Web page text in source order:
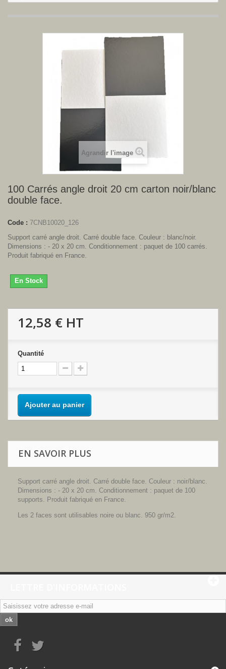
Agrandir l'image
100 Carrés angle droit 20 cm carton noir/blanc
double face.
Code : 7CNB10020_126
Support carré angle droit. Carré double face. Couleur : blanc/noir.
Dimensions : - 20 x 20 cm. Conditionnement : paquet de 100 carrés.
Produit fabriqué en France.
En Stock
12,58 € HT
Quantité
Ajouter au panier
EN SAVOIR PLUS
Support carré angle droit. Carré double face. Couleur : noir/blanc.
Dimensions : - 20 x 20 cm. Conditionnement : paquet de 100
supports. Produit fabriqué en France.
Les 2 faces sont utilisables noire ou blanc. 950 gr/m2.
ok